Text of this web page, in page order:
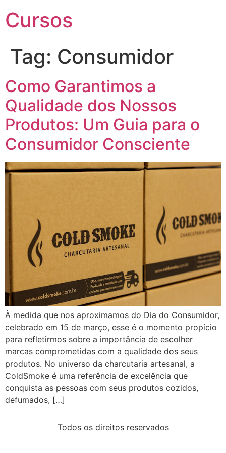
Cursos
Tag: Consumidor
Como Garantimos a
Qualidade dos Nossos
Produtos: Um Guia para o
Consumidor Consciente
À medida que nos aproximamos do Dia do Consumidor,
celebrado em 15 de março, esse é o momento propício
para refletirmos sobre a importância de escolher
marcas comprometidas com a qualidade dos seus
produtos. No universo da charcutaria artesanal, a
ColdSmoke é uma referência de excelência que
conquista as pessoas com seus produtos cozidos,
defumados, […]
Todos os direitos reservados